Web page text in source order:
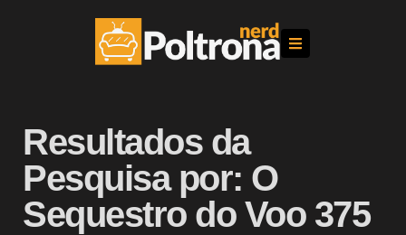
Resultados da
Pesquisa por: O
Sequestro do Voo 375